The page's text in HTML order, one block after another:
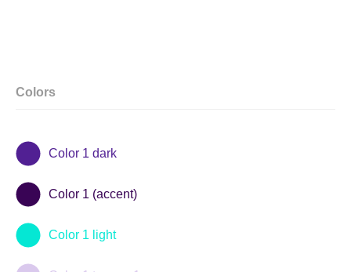
Colors
Color 1 dark
Color 1 (accent)
Color 1 light